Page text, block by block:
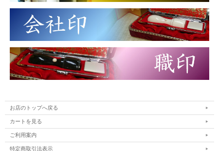
お店のトップへ戻る
カートを見る
ご利用案内
特定商取引法表示